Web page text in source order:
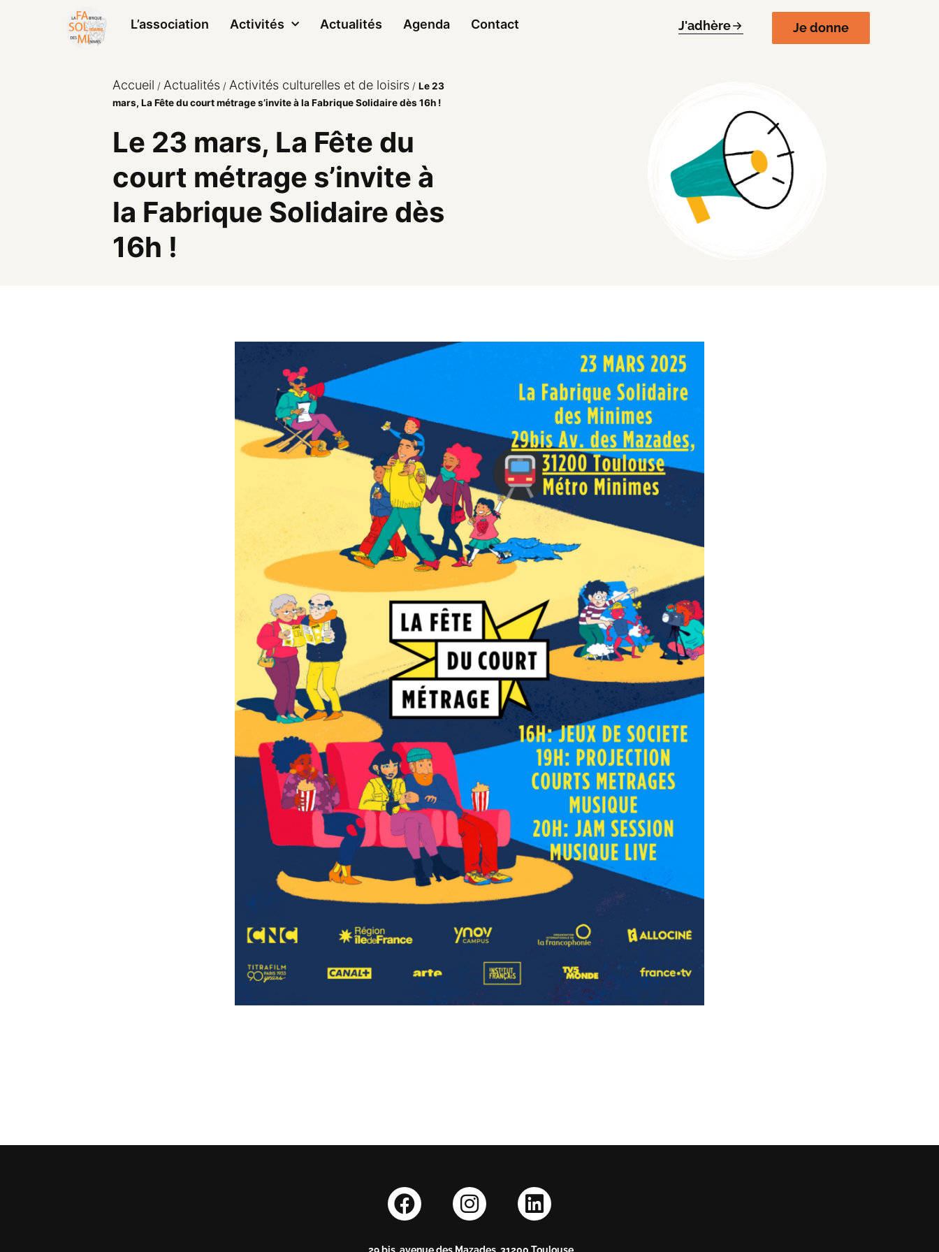
L’association Activités Actualités Agenda Contact J'adhère Je donne
Accueil / Actualités / Activités culturelles et de loisirs /Le 23
mars, La Fête du court métrage s’invite à la Fabrique Solidaire dès 16h !
Le 23 mars, La Fête du
court métrage s’invite à
la Fabrique Solidaire dès
16h !